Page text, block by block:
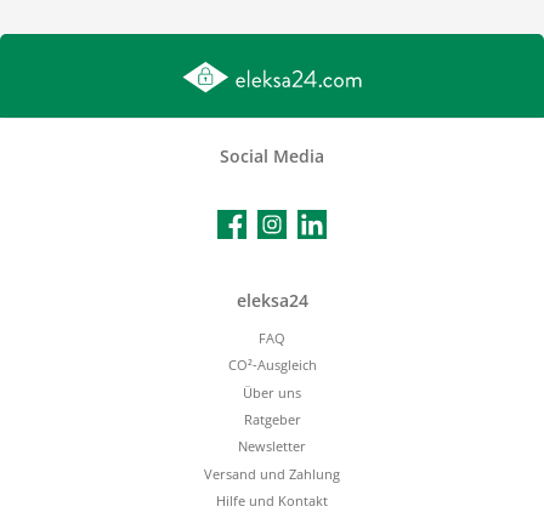
Social Media
FacebookInstagramLinkedIn
eleksa24
FAQ
CO²-Ausgleich
Über uns
Ratgeber
Newsletter
Versand und Zahlung
Hilfe und Kontakt